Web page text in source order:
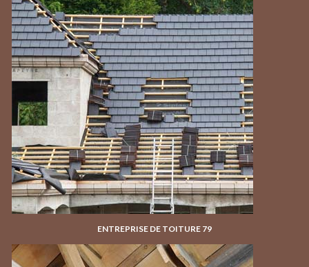
ENTREPRISE DE TOITURE 79